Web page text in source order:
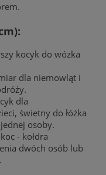
kocyk do wózka
dla niemowląt i
dla
świetny do łóżka
osoby.
- kołdra
dwóch osób lub